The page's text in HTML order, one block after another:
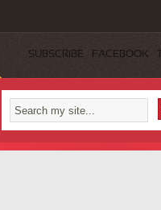
SUBSCRIBE FACEBOOK